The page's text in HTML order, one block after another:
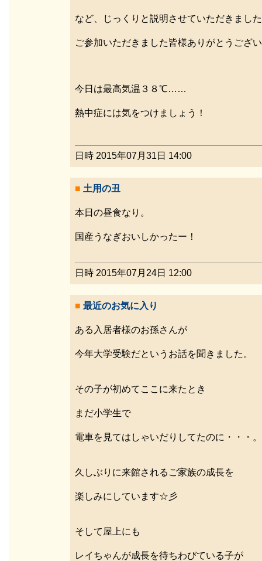
など、じっくりと説明させていただきまし
ご参加いただきました皆様ありがとうござ
今日は最高気温３８℃……
熱中症には気をつけましょう！
日時 2015年07月31日 14:00
■ 土用の丑
本日の昼食なり。
国産うなぎおいしかったー！
日時 2015年07月24日 12:00
■ 最近のお気に入り
ある入居者様のお孫さんが
今年大学受験だというお話を聞きました。
その子が初めてここに来たとき
まだ小学生で
電車を見てはしゃいだりしてたのに・・・。
久しぶりに来館されるご家族の成長を
楽しみにしています☆彡
そして屋上にも
レイちゃんが成長を待ちわびている子が